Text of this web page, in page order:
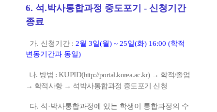
6. 석.박사통합과정 중도포기 - 신청기간
종료
가. 신청기간 : 2월 3일(월) ~ 25일(화) 16:00 (학적
변동기간과 동일)
나. 방법 : KUPID(http://portal.korea.ac.kr) → 학적/졸업
→ 학적사항 → 석박사통합과정 중도포기 신청
다. 석·박사통합과정에 있는 학생이 통합과정의 수